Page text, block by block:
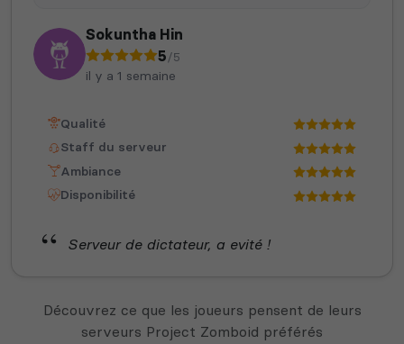
Sokuntha Hin
5/5
il y a 1 semaine
Qualité
Staff du serveur
Ambiance
Disponibilité
Serveur de dictateur, a evité !
Découvrez ce que les joueurs pensent de leurs
serveurs Project Zomboid préférés